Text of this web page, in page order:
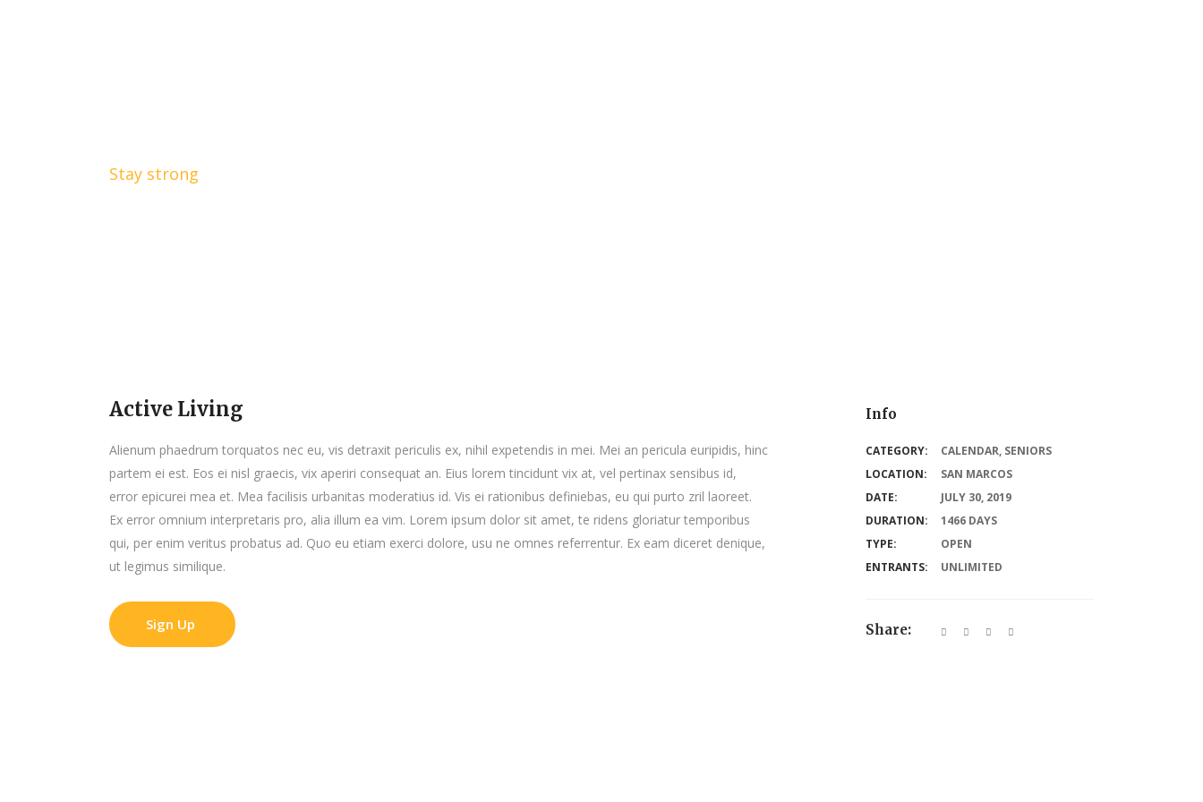
Stay strong
Active Living Info
Alienum phaedrum torquatos nec eu, vis detraxit periculis ex, nihil expetendis in mei. Mei an pericula euripidis, hinc
partem ei est. Eos ei nisl graecis, vix aperiri consequat an. Eius lorem tincidunt vix at, vel pertinax sensibus id,
error epicurei mea et. Mea facilisis urbanitas moderatius id. Vis ei rationibus definiebas, eu qui purto zril laoreet.
Ex error omnium interpretaris pro, alia illum ea vim. Lorem ipsum dolor sit amet, te ridens gloriatur temporibus
qui, per enim veritus probatus ad. Quo eu etiam exerci dolore, usu ne omnes referrentur. Ex eam diceret denique,
ut legimus similique.
Sign Up
CATEGORY: CALENDAR, SENIORS
LOCATION:
SAN MARCOS
DATE:
JULY 30, 2019
DURATION:
1466 DAYS
TYPE:
OPEN
ENTRANTS:
UNLIMITED
Share: